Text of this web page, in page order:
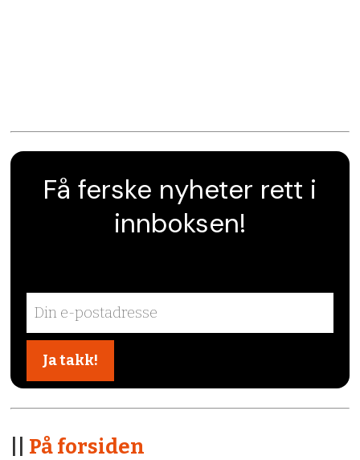
Få ferske nyheter rett i
innboksen!
På forsiden